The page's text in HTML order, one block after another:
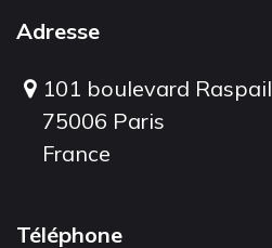
Adresse
101 boulevard Raspail
75006 Paris
France
Téléphone